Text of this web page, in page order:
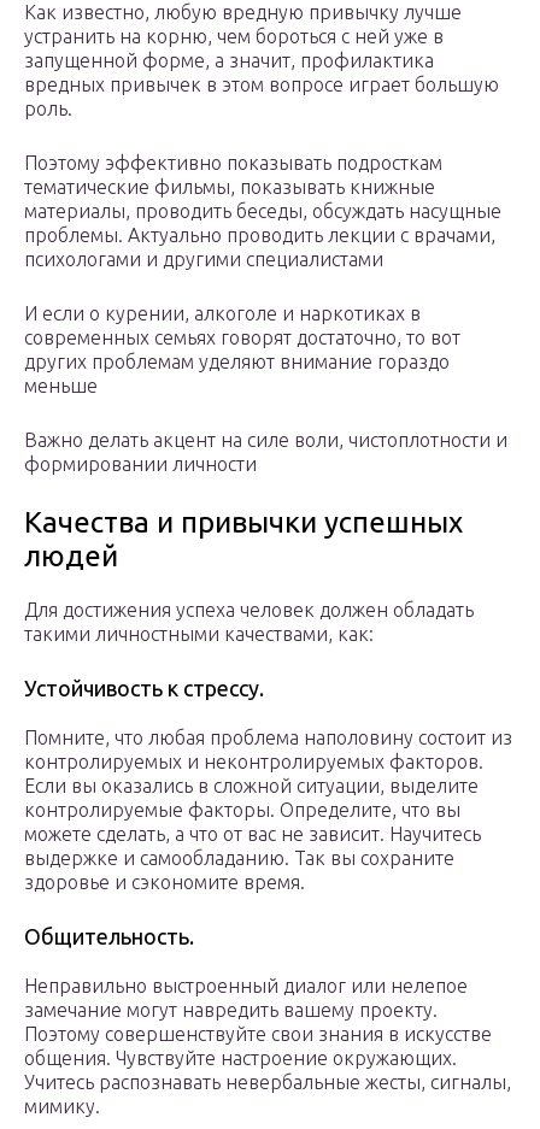
Как известно, любую вредную привычку лучше
устранить на корню, чем бороться с ней уже в
запущенной форме, а значит, профилактика
вредных привычек в этом вопросе играет большую
роль.
Поэтому эффективно показывать подросткам
тематические фильмы, показывать книжные
материалы, проводить беседы, обсуждать насущные
проблемы. Актуально проводить лекции с врачами,
психологами и другими специалистами
И если о курении, алкоголе и наркотиках в
современных семьях говорят достаточно, то вот
других проблемам уделяют внимание гораздо
меньше
Важно делать акцент на силе воли, чистоплотности и
формировании личности
Качества и привычки успешных
людей
Для достижения успеха человек должен обладать
такими личностными качествами, как:
Устойчивость к стрессу.
Помните, что любая проблема наполовину состоит из
контролируемых и неконтролируемых факторов.
Если вы оказались в сложной ситуации, выделите
контролируемые факторы. Определите, что вы
можете сделать, а что от вас не зависит. Научитесь
выдержке и самообладанию. Так вы сохраните
здоровье и сэкономите время.
Общительность.
Неправильно выстроенный диалог или нелепое
замечание могут навредить вашему проекту.
Поэтому совершенствуйте свои знания в искусстве
общения. Чувствуйте настроение окружающих.
Учитесь распознавать невербальные жесты, сигналы,
мимику.